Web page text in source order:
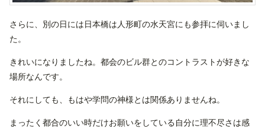
さらに、別の日には日本橋は人形町の水天宮にも参拝に伺いまし
た。
きれいになりましたね。都会のビル群とのコントラストが好きな
場所なんです。
それにしても、もはや学問の神様とは関係ありませんね。
まったく都合のいい時だけお願いをしている自分に理不尽さは感